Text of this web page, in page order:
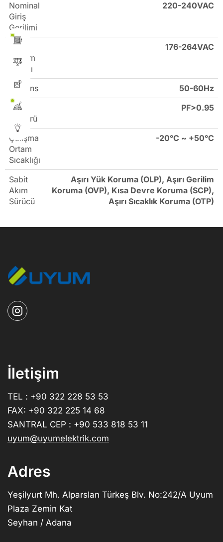
Nominal
Giriş
Gerilimi
220-240VAC
Giriş
Gerilim
Aralığı
176-264VAC
Frekans
50-60Hz
Güç
Faktörü
PF>0.95
Çalışma
Ortam
Sıcaklığı
-20°C ~ +50°C
Sabit
Akım
Sürücü
Aşırı Yük Koruma (OLP), Aşırı Gerilim
Koruma (OVP), Kısa Devre Koruma (SCP),
Aşırı Sıcaklık Koruma (OTP)
İletişim
TEL : +90 322 228 53 53
FAX: +90 322 225 14 68
SANTRAL CEP : +90 533 818 53 11
uyum@uyumelektrik.com
Adres
Yeşilyurt Mh. Alparslan Türkeş Blv. No:242/A Uyum
Plaza Zemin Kat
Seyhan / Adana